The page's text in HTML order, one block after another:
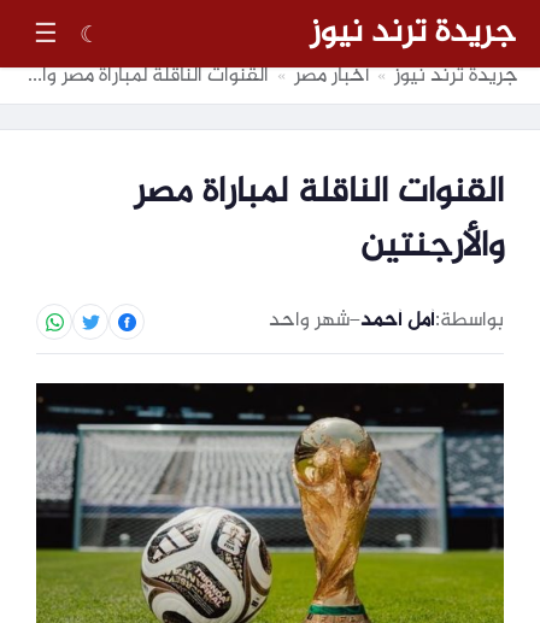
جريدة ترند نيوز ☾
☰
جريدة ترند نيوز » أخبار مصر » القنوات الناقلة لمباراة مصر والأرجنتين
القنوات الناقلة لمباراة مصر
والأرجنتين
بواسطة:أمل أحمد–شهر واحد